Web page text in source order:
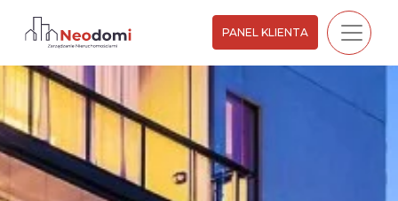
PANEL KLIENTA